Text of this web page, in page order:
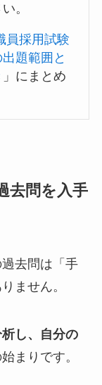
。
員採用試験
題範囲と
」にまとめ
去問を入手
去問は「手
ません。
し、自分の
まりです。